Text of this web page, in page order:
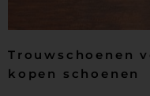
Trouwschoenen
kopen schoenen